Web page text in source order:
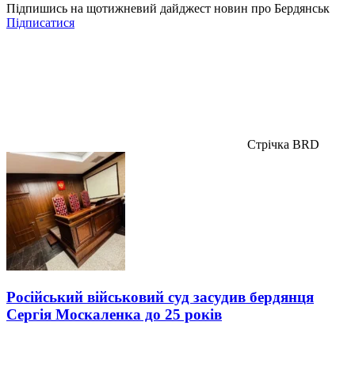
Підпишись на щотижневий дайджест новин про Бердянськ
Підписатися
Стрічка BRD
Російський військовий суд засудив бердянця
Сергія Москаленка до 25 років